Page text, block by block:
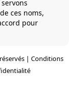
ces noms,
pour
| Conditions